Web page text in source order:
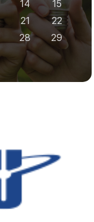
14
15
21
22
28
29